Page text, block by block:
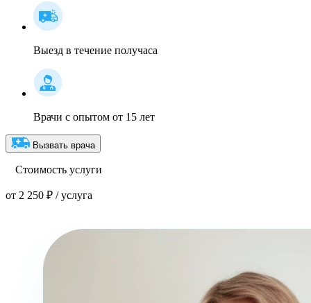
Выезд в течение получаса
Врачи с опытом от 15 лет
Вызвать врача
Стоимость услуги
от 2 250 ₽ / услуга